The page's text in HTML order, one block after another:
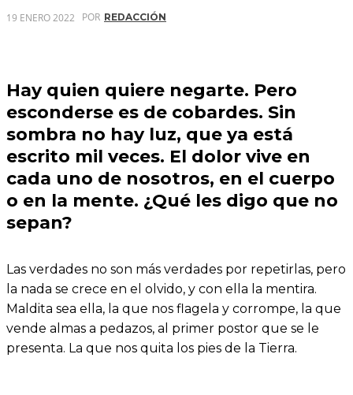
19 ENERO 2022 POR REDACCIÓN
Hay quien quiere negarte. Pero
esconderse es de cobardes. Sin
sombra no hay luz, que ya está
escrito mil veces. El dolor vive en
cada uno de nosotros, en el cuerpo
o en la mente. ¿Qué les digo que no
sepan?
Las verdades no son más verdades por repetirlas, pero
la nada se crece en el olvido, y con ella la mentira.
Maldita sea ella, la que nos flagela y corrompe, la que
vende almas a pedazos, al primer postor que se le
presenta. La que nos quita los pies de la Tierra.